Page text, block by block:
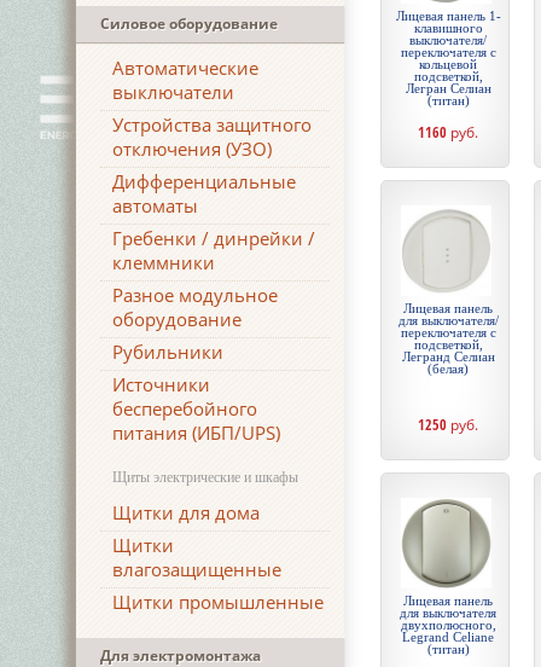
Силовое оборудование
Автоматические
выключатели
Устройства защитного
отключения (УЗО)
Дифференциальные
автоматы
Гребенки / динрейки /
клеммники
Разное модульное
оборудование
Рубильники
Источники
бесперебойного
питания (ИБП/UPS)
Щиты электрические и шкафы
Щитки для дома
Щитки
влагозащищенные
Щитки промышленные
Для электромонтажа
Лицевая панель 1-
клавишного
выключателя/
переключателя с
кольцевой
подсветкой,
Легран Селиан
(титан)
1160 руб.
Лицевая панель
для выключателя/
переключателя с
подсветкой,
Легранд Селиан
(белая)
1250 руб.
Лицевая панель
для выключателя
двухполюсного,
Legrand Celiane
(титан)